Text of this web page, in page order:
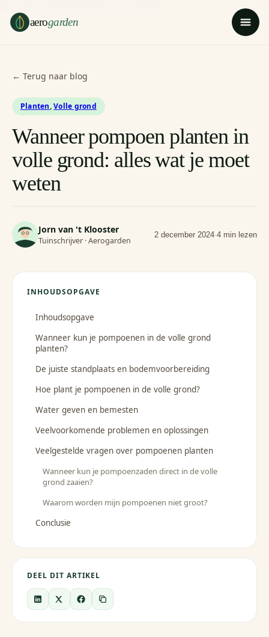
aerogarden
← Terug naar blog
Planten,Volle grond
Wanneer pompoen planten in
volle grond: alles wat je moet
weten
Jorn van 't Klooster
Tuinschrijver · Aerogarden
2 december 2024·4 min lezen
INHOUDSOPGAVE
Inhoudsopgave
Wanneer kun je pompoenen in de volle grond
planten?
De juiste standplaats en bodemvoorbereiding
Hoe plant je pompoenen in de volle grond?
Water geven en bemesten
Veelvoorkomende problemen en oplossingen
Veelgestelde vragen over pompoenen planten
Wanneer kun je pompoenzaden direct in de volle
grond zaaien?
Waarom worden mijn pompoenen niet groot?
Conclusie
DEEL DIT ARTIKEL